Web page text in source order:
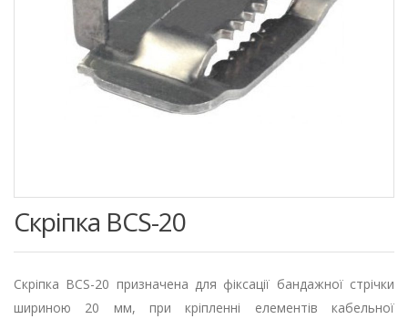
Скріпка BCS-20
Скріпка BCS-20 призначена для фіксації бандажної стрічки
шириною 20 мм, при кріпленні елементів кабельної